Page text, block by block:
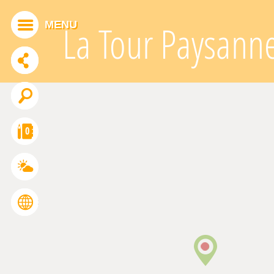
La Tour
MENU
ADDTHIS EST DÉSACTIVÉ. Autoriser
0
FRANÇAIS